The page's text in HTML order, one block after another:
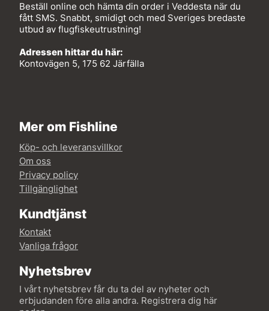
Beställ online och hämta din order i Veddesta när du
fått SMS. Snabbt, smidigt och med Sveriges bredaste
utbud av flugfiskeutrustning!
Adressen hittar du här:
Kontovägen 5, 175 62 Järfälla
Mer om Fishline
Köp- och leveransvillkor
Om oss
Privacy policy
Tillgänglighet
Kundtjänst
Kontakt
Vanliga frågor
Nyhetsbrev
I vårt nyhetsbrev får du ta del av nyheter och
erbjudanden före alla andra. Registrera dig här